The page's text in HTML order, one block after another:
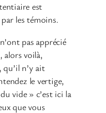
est
les témoins.
pas apprécié
alors voilà,
qu’il n’y ait
le vertige,
vide » c’est ici la
que vous